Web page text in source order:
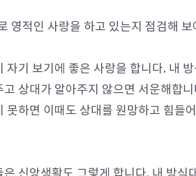
영적인 사랑을 하고 있는지 점검해 보
자기 보기에 좋은 사랑을 합니다. 내
고 상대가 알아주지 않으면 서운해합
못하면 이때도 상대를 원망하고 힘들